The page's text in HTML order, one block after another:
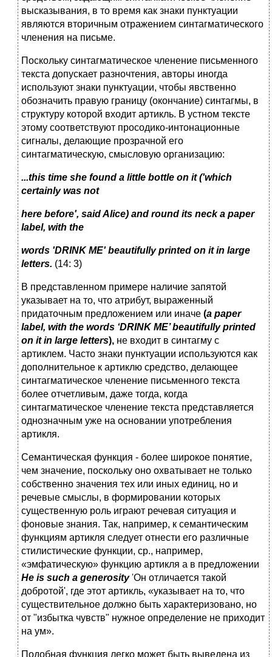
высказывания, в то время как знаки пунктуации
являются вторичным отражением синтагматического
членения на письме.
Поскольку синтагматическое членение письменного
текста допускает разночтения, авторы иногда
используют знаки пунктуации, чтобы явственно
обозначить правую границу (окончание) синтагмы, в
структуру которой входит артикль. В устном тексте
этому соответствуют просодико-интонационные
сигналы, делающие прозрачной его
синтагматическую, смысловую организацию:
...this time she found a little bottle on it ('which
certainly was not
here before', said Alice) and round its neck a paper
label, with the
words 'DRINK ME' beautifully printed on it in large
letters. (14: 3)
В представленном примере наличие запятой
указывает на то, что атрибут, выраженный
придаточным предложением или иначе (a paper
label, with the words ‘DRINK ME’beautifully printed
on it in large letters), не входит в синтагму с
артиклем. Часто знаки пунктуации используются как
дополнительное к артиклю средство, делающее
синтагматическое членение письменного текста
более отчетливым, даже тогда, когда
синтагматическое членение текста представляется
однозначным уже на основании употребления
артикля.
Семантическая функция - более широкое понятие,
чем значение, поскольку оно охватывает не только
собственно значения тех или иных единиц, но и
речевые смыслы, в формировании которых
существенную роль играют речевая ситуация и
фоновые знания. Так, например, к семантическим
функциям артикля следует отнести его различные
стилистические функции, ср., например,
«эмфатическую» функцию артикля a в предложении
He is such a generosity'Он отличается такой
добротой', где этот артикль, «указывает на то, что
существительное должно быть характеризовано, но
от "избытка чувств" нужное определение не приходит
на ум».
Подобная функция легко может быть выведена из